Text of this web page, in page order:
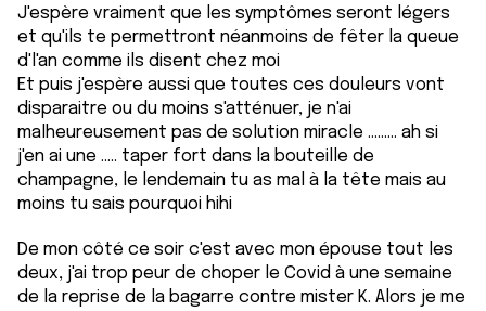
J'espère vraiment que les symptômes seront légers
et qu'ils te permettront néanmoins de fêter la queue
d'l'an comme ils disent chez moi
Et puis j'espère aussi que toutes ces douleurs vont
disparaitre ou du moins s'atténuer, je n'ai
malheureusement pas de solution miracle ......... ah si
j'en ai une ..... taper fort dans la bouteille de
champagne, le lendemain tu as mal à la tête mais au
moins tu sais pourquoi hihi
De mon côté ce soir c'est avec mon épouse tout les
deux, j'ai trop peur de choper le Covid à une semaine
de la reprise de la bagarre contre mister K. Alors je me